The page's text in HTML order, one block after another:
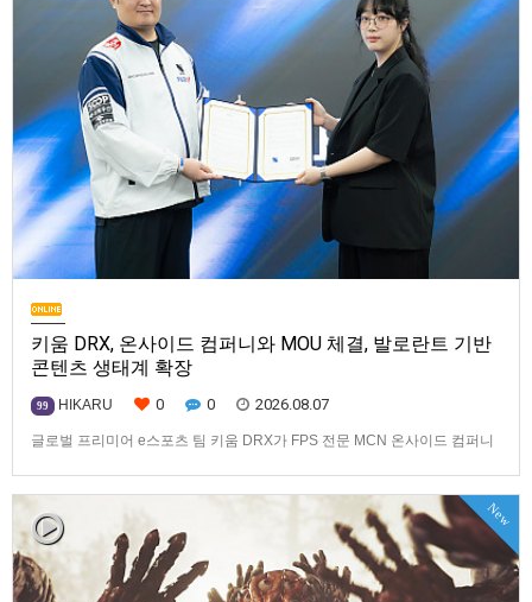
키움 DRX, 온사이드 컴퍼니와 MOU 체결, 발로란트 기반
콘텐츠 생태계 확장
99 HIKARU 0 0 2026.08.07
글로벌 프리미어 e스포츠 팀 키움 DRX가 FPS 전문 MCN 온사이드 컴퍼니
문화 산업 저변 확대 및 콘텐츠 강화를 위한 업무 협약(MOU)을 체결했다고
밝혔다. 이날 협약식에는 키움 DRX 양선일 대표이사, …
New